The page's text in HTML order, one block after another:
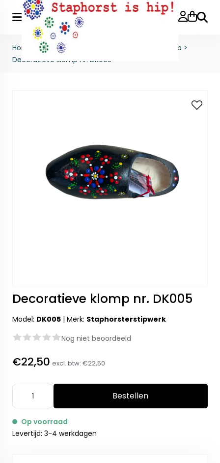
Home >Gestipte producten Decoratieve klomp >
Decoratieve klomp nr. DK005
Decoratieve klomp nr. DK005
Model: DK005 | Merk: Staphorsterstipwerk
Nog niet beoordeeld
€22,50 excl. btw: €22,50
Bestellen
Op voorraad
Levertijd: 3-4 werkdagen